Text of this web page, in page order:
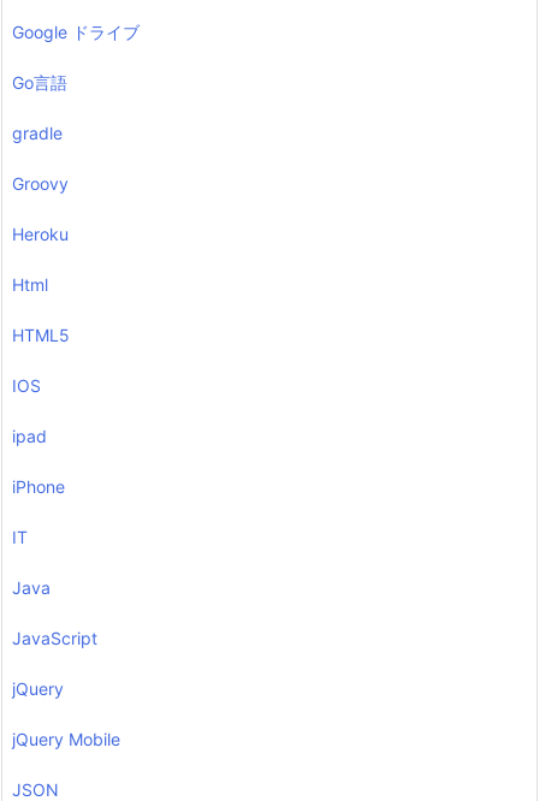
Google ドライブ
Go言語
gradle
Groovy
Heroku
Html
HTML5
IOS
ipad
iPhone
IT
Java
JavaScript
jQuery
jQuery Mobile
JSON